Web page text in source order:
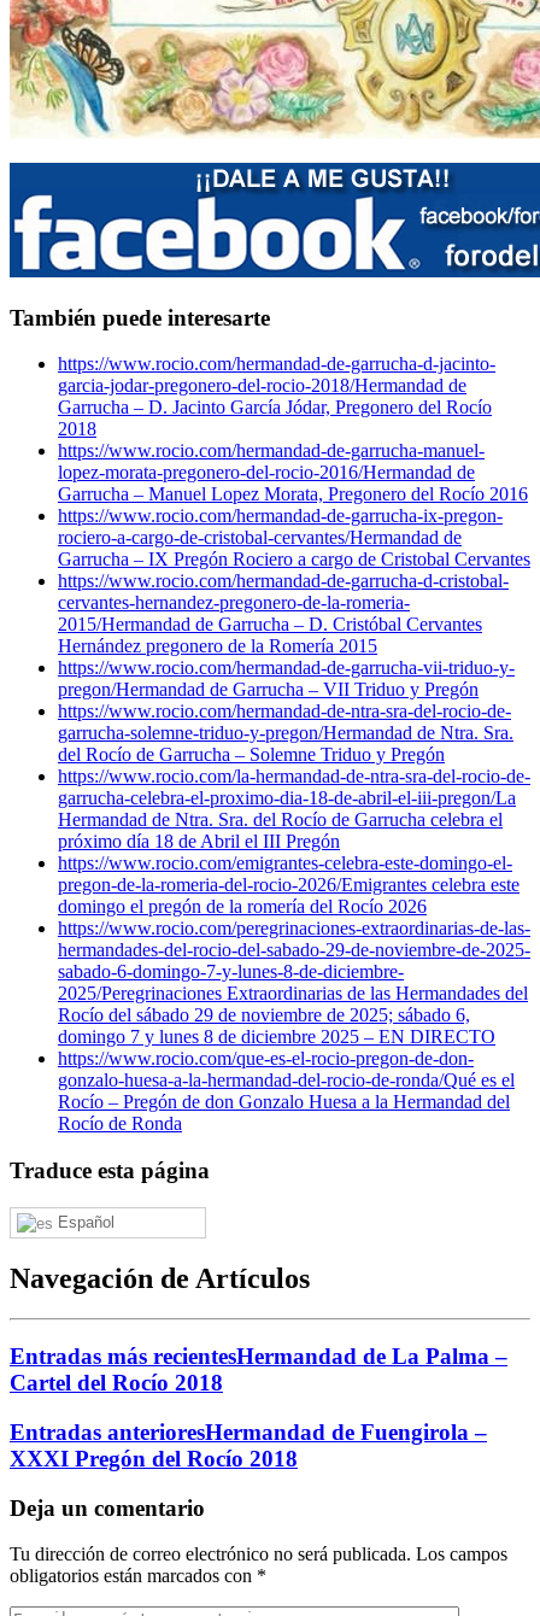
También puede interesarte
https://www.rocio.com/hermandad-de-garrucha-d-jacinto-
garcia-jodar-pregonero-del-rocio-2018/Hermandad de
Garrucha – D. Jacinto García Jódar, Pregonero del Rocío
2018
https://www.rocio.com/hermandad-de-garrucha-manuel-
lopez-morata-pregonero-del-rocio-2016/Hermandad de
Garrucha – Manuel Lopez Morata, Pregonero del Rocío 2016
https://www.rocio.com/hermandad-de-garrucha-ix-pregon-
rociero-a-cargo-de-cristobal-cervantes/Hermandad de
Garrucha – IX Pregón Rociero a cargo de Cristobal Cervantes
https://www.rocio.com/hermandad-de-garrucha-d-cristobal-
cervantes-hernandez-pregonero-de-la-romeria-
2015/Hermandad de Garrucha – D. Cristóbal Cervantes
Hernández pregonero de la Romería 2015
https://www.rocio.com/hermandad-de-garrucha-vii-triduo-y-
pregon/Hermandad de Garrucha – VII Triduo y Pregón
https://www.rocio.com/hermandad-de-ntra-sra-del-rocio-de-
garrucha-solemne-triduo-y-pregon/Hermandad de Ntra. Sra.
del Rocío de Garrucha – Solemne Triduo y Pregón
https://www.rocio.com/la-hermandad-de-ntra-sra-del-rocio-de-
garrucha-celebra-el-proximo-dia-18-de-abril-el-iii-pregon/La
Hermandad de Ntra. Sra. del Rocío de Garrucha celebra el
próximo día 18 de Abril el III Pregón
https://www.rocio.com/emigrantes-celebra-este-domingo-el-
pregon-de-la-romeria-del-rocio-2026/Emigrantes celebra este
domingo el pregón de la romería del Rocío 2026
https://www.rocio.com/peregrinaciones-extraordinarias-de-las-
hermandades-del-rocio-del-sabado-29-de-noviembre-de-2025-
sabado-6-domingo-7-y-lunes-8-de-diciembre-
2025/Peregrinaciones Extraordinarias de las Hermandades del
Rocío del sábado 29 de noviembre de 2025; sábado 6,
domingo 7 y lunes 8 de diciembre 2025 – EN DIRECTO
https://www.rocio.com/que-es-el-rocio-pregon-de-don-
gonzalo-huesa-a-la-hermandad-del-rocio-de-ronda/Qué es el
Rocío – Pregón de don Gonzalo Huesa a la Hermandad del
Rocío de Ronda
Traduce esta página
Español
Navegación de Artículos
Entradas más recientesHermandad de La Palma –
Cartel del Rocío 2018
Entradas anterioresHermandad de Fuengirola –
XXXI Pregón del Rocío 2018
Deja un comentario
Tu dirección de correo electrónico no será publicada. Los campos
obligatorios están marcados con *